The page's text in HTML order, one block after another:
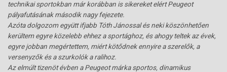
technikai sportokban már korábban is sikereket elért Peugeot
pályafutásának második nagy fejezete.
Azóta dolgozom együtt ifjabb Tóth Jánossal és neki köszönhetően
kerültem egyre közelebb ehhez a sportághoz, és ahogy teltek az évek,
egyre jobban megértettem, miért kötődnek ennyire a szerelők, a
versenyzők és a szurkolók a ralihoz.
Az elmúlt tizenöt évben a Peugeot márka sportos, dinamikus